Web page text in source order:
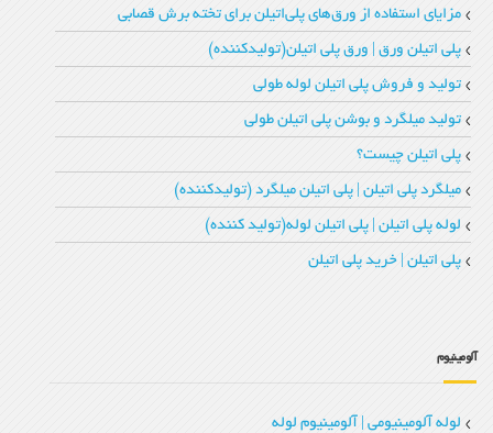
مزایای استفاده از ورق‌های پلی‌اتیلن برای تخته‌ برش قصابی
پلی اتیلن ورق | ورق پلی اتیلن(تولیدکننده)
تولید و فروش پلی اتیلن لوله طولی
تولید میلگرد و بوشن پلی اتیلن طولی
پلی اتیلن چیست؟
میلگرد پلی اتیلن | پلی اتیلن میلگرد (تولیدکننده)
لوله پلی اتیلن | پلی اتیلن لوله(تولید کننده)
پلی اتیلن | خرید پلی اتیلن
آلومینیوم
لوله آلومینیومی | آلومینیوم لوله